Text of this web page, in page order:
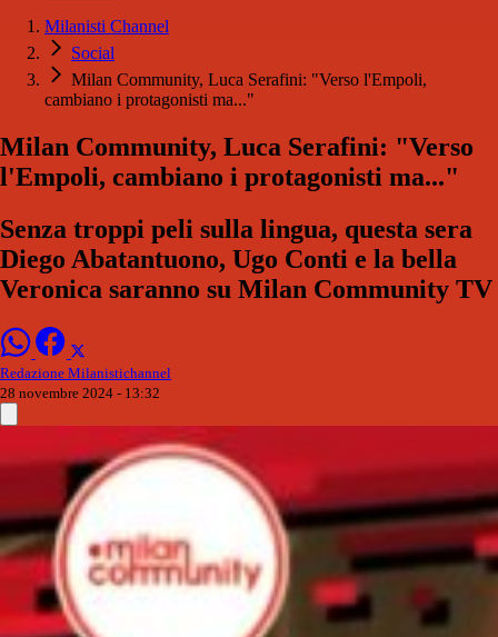
Milanisti Channel
Social
Milan Community, Luca Serafini: "Verso l'Empoli,
cambiano i protagonisti ma..."
Milan Community, Luca Serafini: "Verso
l'Empoli, cambiano i protagonisti ma..."
Senza troppi peli sulla lingua, questa sera
Diego Abatantuono, Ugo Conti e la bella
Veronica saranno su Milan Community TV
Redazione Milanistichannel
28 novembre 2024 - 13:32